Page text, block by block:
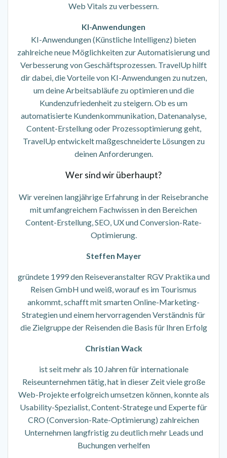
Web Vitals zu verbessern.
KI-Anwendungen
KI-Anwendungen (Künstliche Intelligenz) bieten
zahlreiche neue Möglichkeiten zur Automatisierung und
Verbesserung von Geschäftsprozessen. TravelUp hilft
dir dabei, die Vorteile von KI-Anwendungen zu nutzen,
um deine Arbeitsabläufe zu optimieren und die
Kundenzufriedenheit zu steigern. Ob es um
automatisierte Kundenkommunikation, Datenanalyse,
Content-Erstellung oder Prozessoptimierung geht,
TravelUp entwickelt maßgeschneiderte Lösungen zu
deinen Anforderungen.
Wer sind wir überhaupt?
Wir vereinen langjährige Erfahrung in der Reisebranche
mit umfangreichem Fachwissen in den Bereichen
Content-Erstellung, SEO, UX und Conversion-Rate-
Optimierung.
Steffen Mayer
gründete 1999 den Reiseveranstalter RGV Praktika und
Reisen GmbH und weiß, worauf es im Tourismus
ankommt, schafft mit smarten Online-Marketing-
Strategien und einem hervorragenden Verständnis für
die Zielgruppe der Reisenden die Basis für Ihren Erfolg
Christian Wack
ist seit mehr als 10 Jahren für internationale
Reiseunternehmen tätig, hat in dieser Zeit viele große
Web-Projekte erfolgreich umsetzen können, konnte als
Usability-Spezialist, Content-Stratege und Experte für
CRO (Conversion-Rate-Optimierung) zahlreichen
Unternehmen langfristig zu deutlich mehr Leads und
Buchungen verhelfen